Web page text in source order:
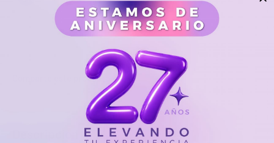
Agotado
Comparte este producto